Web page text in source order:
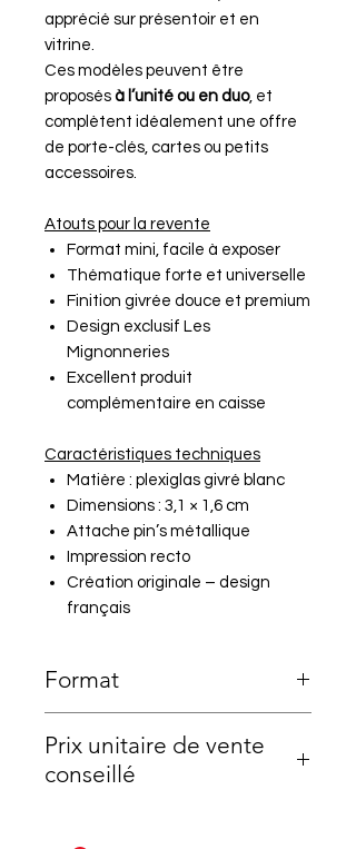
apprécié sur présentoir et en
vitrine.
Ces modèles peuvent être
proposés à l’unité ou en duo, et
complètent idéalement une offre
de porte-clés, cartes ou petits
accessoires.
Atouts pour la revente
Format mini, facile à exposer
Thématique forte et universelle
Finition givrée douce et premium
Design exclusif Les
Mignonneries
Excellent produit
complémentaire en caisse
Caractéristiques techniques
Matière : plexiglas givré blanc
Dimensions : 3,1 × 1,6 cm
Attache pin’s métallique
Impression recto
Création originale – design
français
Format
Prix unitaire de vente
conseillé